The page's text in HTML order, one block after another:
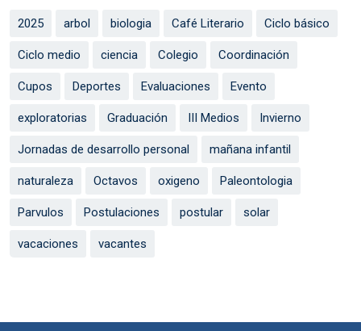
2025 arbol biologia Café Literario Ciclo básico
Ciclo medio ciencia Colegio Coordinación
Cupos Deportes Evaluaciones Evento
exploratorias Graduación III Medios Invierno
Jornadas de desarrollo personal mañana infantil
naturaleza Octavos oxigeno Paleontologia
Parvulos Postulaciones postular solar
vacaciones vacantes